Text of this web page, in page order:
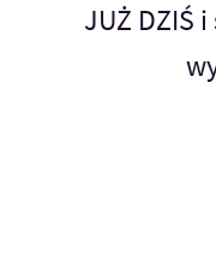
JUŻ DZIŚ